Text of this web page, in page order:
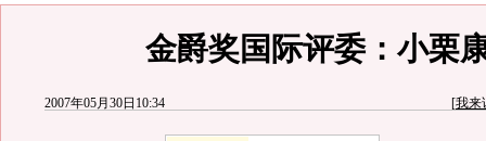
金爵奖国际评委：小栗
2007年05月30日10:34 [我来